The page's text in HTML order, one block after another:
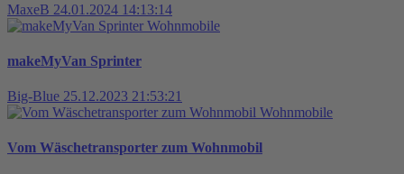
MaxeB 24.01.2024 14:13:14
Wohnmobile
makeMyVan Sprinter
Big-Blue 25.12.2023 21:53:21
Wohnmobile
Vom Wäschetransporter zum Wohnmobil